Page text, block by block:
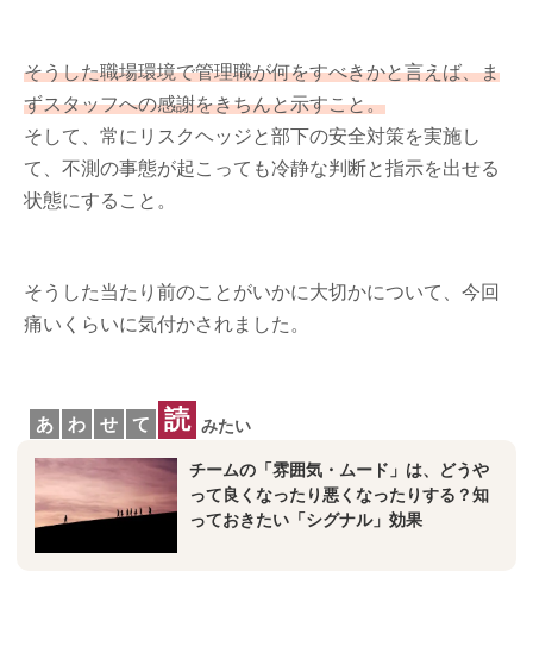
そうした職場環境で管理職が何をすべきかと言えば、ま
ずスタッフへの感謝をきちんと示すこと。
そして、常にリスクヘッジと部下の安全対策を実施し
て、不測の事態が起こっても冷静な判断と指示を出せる
状態にすること。
そうした当たり前のことがいかに大切かについて、今回
痛いくらいに気付かされました。
あ わ せ て 読 みたい
チームの「雰囲気・ムード」は、どうや
って良くなったり悪くなったりする？知
っておきたい「シグナル」効果